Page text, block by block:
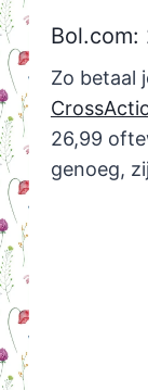
Bol.com:
Zo betaal
26,99
genoeg,